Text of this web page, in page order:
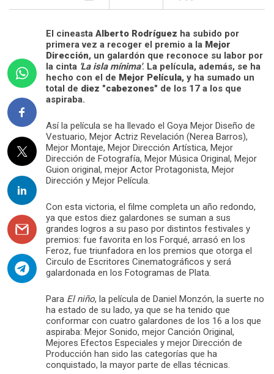
El cineasta Alberto Rodríguez ha subido por
primera vez a recoger el premio a la Mejor
Dirección, un galardón que reconoce su labor por
la cinta 'La isla mínima'. La película, además, se ha
hecho con el de Mejor Película, y ha sumado un
total de diez "cabezones" de los 17 a los que
aspiraba.
Así la película se ha llevado el Goya Mejor Diseño de
Vestuario, Mejor Actriz Revelación (Nerea Barros),
Mejor Montaje, Mejor Dirección Artística, Mejor
Dirección de Fotografía, Mejor Música Original, Mejor
Guion original, mejor Actor Protagonista, Mejor
Dirección y Mejor Película.
Con esta victoria, el filme completa un año redondo,
ya que estos diez galardones se suman a sus
grandes logros a su paso por distintos festivales y
premios: fue favorita en los Forqué, arrasó en los
Feroz, fue triunfadora en los premios que otorga el
Circulo de Escritores Cinematográficos y será
galardonada en los Fotogramas de Plata.
Para El niño, la película de Daniel Monzón, la suerte no
ha estado de su lado, ya que se ha tenido que
conformar con cuatro galardones de los 16 a los que
aspiraba: Mejor Sonido, mejor Canción Original,
Mejores Efectos Especiales y mejor Dirección de
Producción han sido las categorías que ha
conquistado, la mayor parte de ellas técnicas.